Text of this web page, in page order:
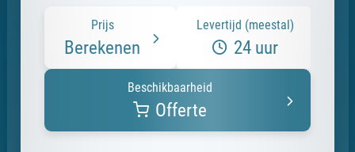
Prijs
Berekenen
Levertijd (meestal)
24 uur
Beschikbaarheid
Offerte